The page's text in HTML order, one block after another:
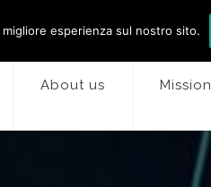
About us Mission
esperienza sul nostro sito.